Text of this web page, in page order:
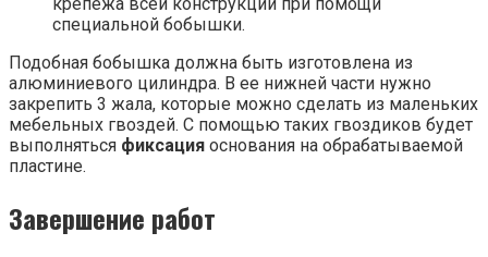
специальной бобышки.
Подобная бобышка должна быть изготовлена из
алюминиевого цилиндра. В ее нижней части нужно
закрепить 3 жала, которые можно сделать из маленьких
мебельных гвоздей. С помощью таких гвоздиков будет
выполняться фиксация основания на обрабатываемой
пластине.
Завершение работ